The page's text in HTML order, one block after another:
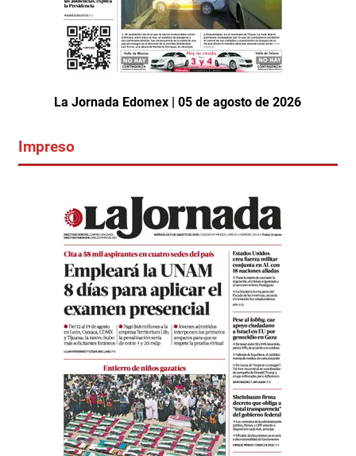
La Jornada Edomex | 05 de agosto de 2026
Impreso